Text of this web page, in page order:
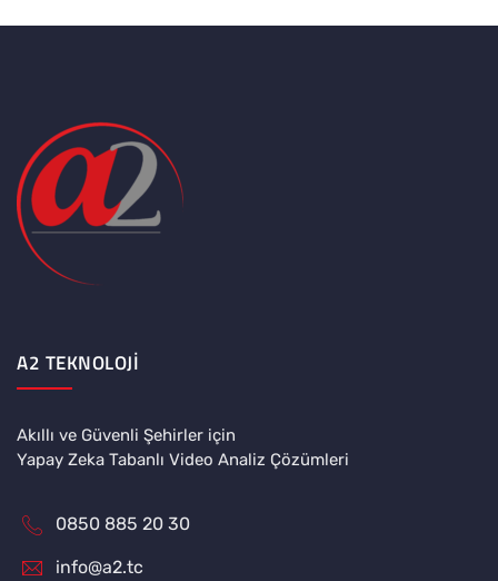
A2 TEKNOLOJI
Akıllı ve Güvenli Şehirler için
Yapay Zeka Tabanlı Video Analiz Çözümleri
0850 885 20 30
info@a2.tc